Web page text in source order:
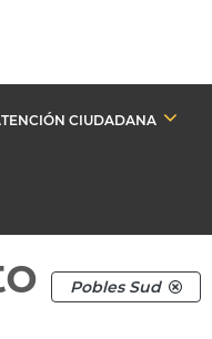
CIUDADANA
Pobles Sud